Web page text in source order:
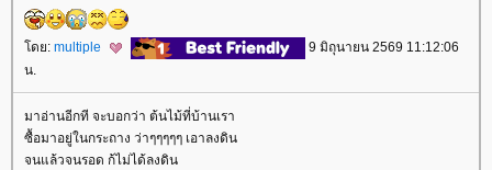
ดย: multiple
9 มิถุนายน 2569 11:12:06
น.
มาอ่านอีกที จะบอกว่า ต้นไม้ที่บ้านเรา
ซื้อมาอยู่ในกระถาง ว่าๆๆๆๆๆ เอาลงดิน
จนแล้วจนรอด ก้ไม่ได้ลงดิน